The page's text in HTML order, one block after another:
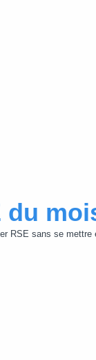
du
RSE sans se mettre